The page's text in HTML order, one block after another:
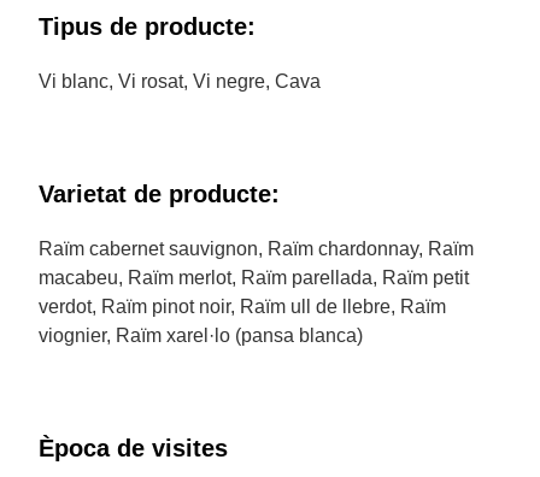
Tipus de producte:
Vi blanc, Vi rosat, Vi negre, Cava
Varietat de producte:
Raïm cabernet sauvignon, Raïm chardonnay, Raïm
macabeu, Raïm merlot, Raïm parellada, Raïm petit
verdot, Raïm pinot noir, Raïm ull de llebre, Raïm
viognier, Raïm xarel·lo (pansa blanca)
Època de visites